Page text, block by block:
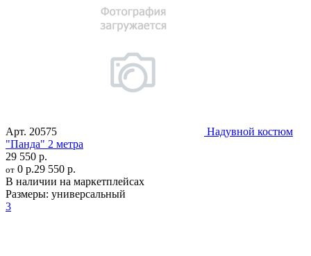
Арт. 20575
Надувной костюм
"Панда" 2 метра
29 550 р.
от 0 р.29 550 р.
В наличии на маркетплейсах
Размеры: универсальный
3